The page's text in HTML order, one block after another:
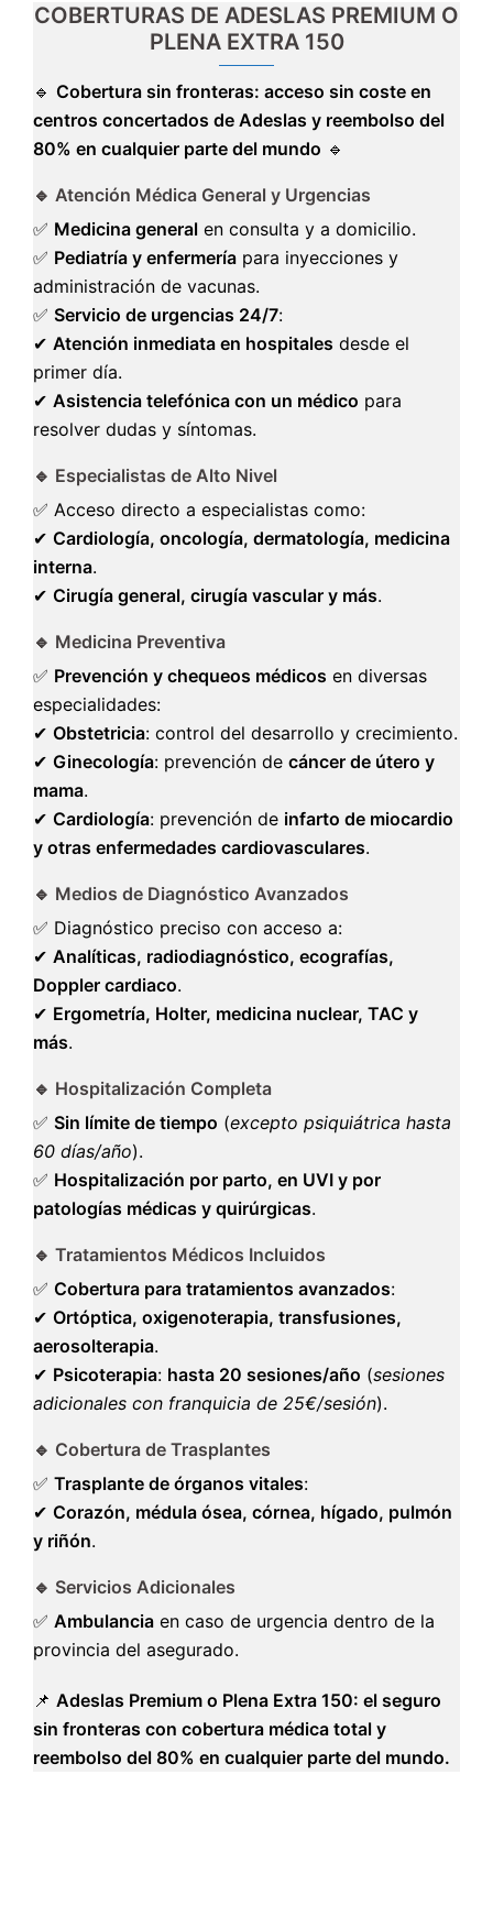
COBERTURAS DE ADESLAS PREMIUM O
PLENA EXTRA 150
🔹 Cobertura sin fronteras: acceso sin coste en
centros concertados de Adeslas y reembolso del
80% en cualquier parte del mundo 🔹
🔹 Atención Médica General y Urgencias
✅ Medicina general en consulta y a domicilio.
✅ Pediatría y enfermería para inyecciones y
administración de vacunas.
✅ Servicio de urgencias 24/7:
✔ Atención inmediata en hospitales desde el
primer día.
✔ Asistencia telefónica con un médico para
resolver dudas y síntomas.
🔹 Especialistas de Alto Nivel
✅ Acceso directo a especialistas como:
✔ Cardiología, oncología, dermatología, medicina
interna.
✔ Cirugía general, cirugía vascular y más.
🔹 Medicina Preventiva
✅ Prevención y chequeos médicos en diversas
especialidades:
✔ Obstetricia: control del desarrollo y crecimiento.
✔ Ginecología: prevención de cáncer de útero y
mama.
✔ Cardiología: prevención de infarto de miocardio
y otras enfermedades cardiovasculares.
🔹 Medios de Diagnóstico Avanzados
✅ Diagnóstico preciso con acceso a:
✔ Analíticas, radiodiagnóstico, ecografías,
Doppler cardiaco.
✔ Ergometría, Holter, medicina nuclear, TAC y
más.
🔹 Hospitalización Completa
✅ Sin límite de tiempo (excepto psiquiátrica hasta
60 días/año).
✅ Hospitalización por parto, en UVI y por
patologías médicas y quirúrgicas.
🔹 Tratamientos Médicos Incluidos
✅ Cobertura para tratamientos avanzados:
✔ Ortóptica, oxigenoterapia, transfusiones,
aerosolterapia.
✔ Psicoterapia: hasta 20 sesiones/año (sesiones
adicionales con franquicia de 25€/sesión).
🔹 Cobertura de Trasplantes
✅ Trasplante de órganos vitales:
✔ Corazón, médula ósea, córnea, hígado, pulmón
y riñón.
🔹 Servicios Adicionales
✅ Ambulancia en caso de urgencia dentro de la
provincia del asegurado.
📌 Adeslas Premium o Plena Extra 150: el seguro
sin fronteras con cobertura médica total y
reembolso del 80% en cualquier parte del mundo.